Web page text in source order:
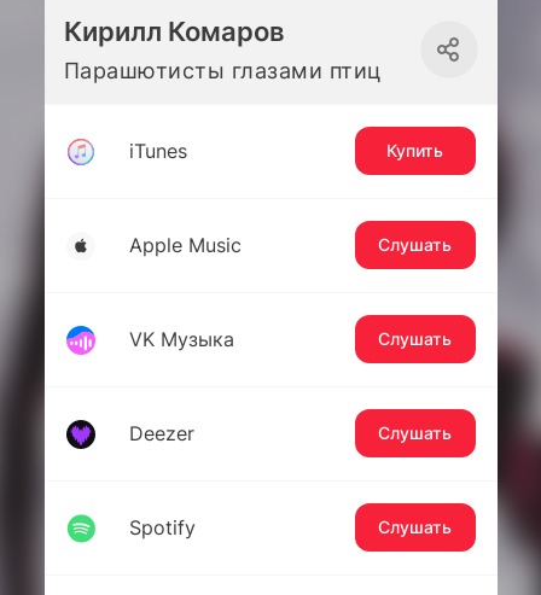
Кирилл Комаров
Парашютисты глазами птиц
iTunes Купить
Apple Music Слушать
VK Музыка Слушать
Deezer Слушать
Spotify Слушать